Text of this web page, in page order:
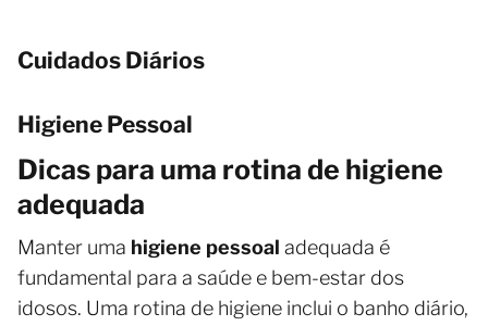
Cuidados Diários
Higiene Pessoal
Dicas para uma rotina de higiene
adequada
Manter uma higiene pessoal adequada é
fundamental para a saúde e bem-estar dos
idosos. Uma rotina de higiene inclui o banho diário,